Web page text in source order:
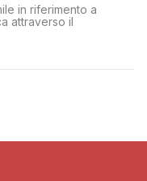
in riferimento a
attraverso il